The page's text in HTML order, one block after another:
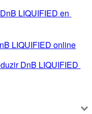
LIQUIFIED en
LIQUIFIED online
DnB LIQUIFIED